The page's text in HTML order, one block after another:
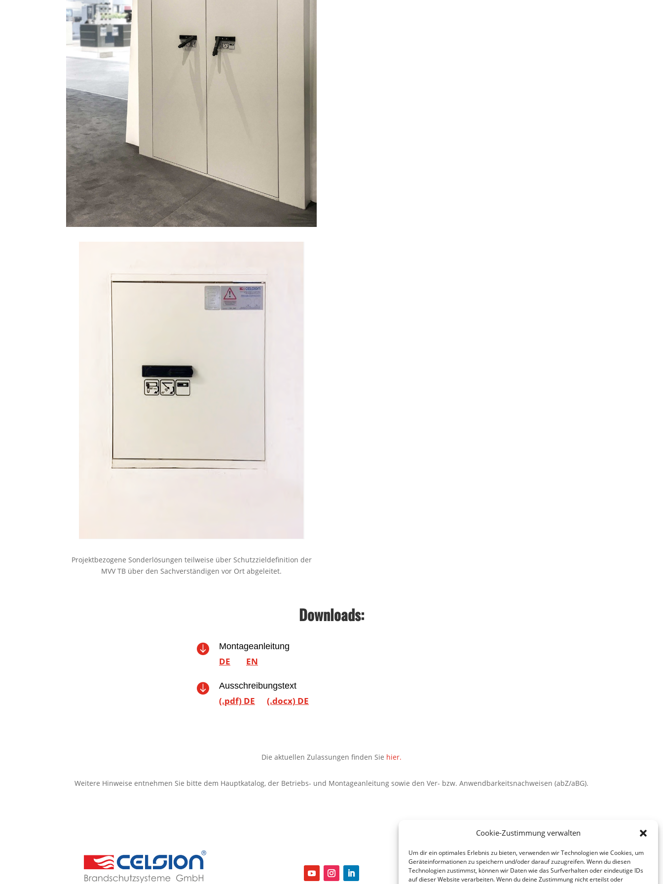
Cookie-Zustimmung verwalten
Um dir ein optimales Erlebnis zu bieten, verwenden wir Technologien wie Cookies, um
Geräteinformationen zu speichern und/oder darauf zuzugreifen. Wenn du diesen
Technologien zustimmst, können wir Daten wie das Surfverhalten oder eindeutige IDs
auf dieser Website verarbeiten. Wenn du deine Zustimmung nicht erteilst oder
Projektbezogene Sonderlösungen teilweise über Schutzzieldefinition der
MVV TB über den Sachverständigen vor Ort abgeleitet.
Downloads:
 Montageanleitung
DE EN
 Ausschreibungstext
(.pdf) DE (.docx) DE
Die aktuellen Zulassungen finden Sie hier.
Weitere Hinweise entnehmen Sie bitte dem Hauptkatalog, der Betriebs- und Montageanleitung sowie den Ver- bzw. Anwendbarkeitsnachweisen (abZ/aBG).
Impressum
Datenschutz